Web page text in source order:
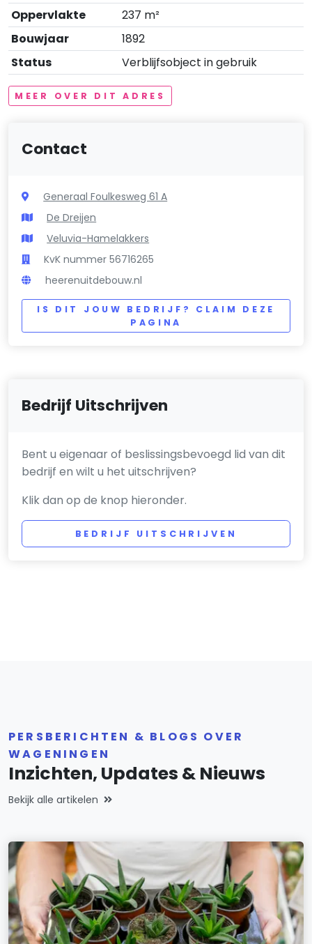
Oppervlakte
237 m²
Bouwjaar
1892
Status
Verblijfsobject in gebruik
MEER OVER DIT ADRES
Contact
Generaal Foulkesweg 61 A
De Dreijen
Veluvia-Hamelakkers
KvK nummer 56716265
heerenuitdebouw.nl
IS DIT JOUW BEDRIJF? CLAIM DEZE
PAGINA
Bedrijf Uitschrijven
Bent u eigenaar of beslissingsbevoegd lid van dit
bedrijf en wilt u het uitschrijven?
Klik dan op de knop hieronder.
BEDRIJF UITSCHRIJVEN
PERSBERICHTEN & BLOGS OVER
WAGENINGEN
Inzichten, Updates & Nieuws
Bekijk alle artikelen